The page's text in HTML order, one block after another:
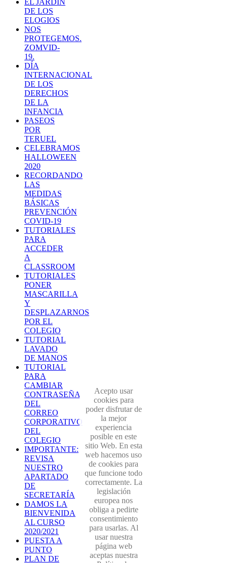
DE LOS
ELOGIOS
NOS
PROTEGEMOS.
ZOMVID-
19.
DÍA
INTERNACIONAL
DE LOS
DERECHOS
DE LA
INFANCIA
PASEOS
POR
TERUEL
CELEBRAMOS
HALLOWEEN
2020
RECORDANDO
LAS
MEDIDAS
BÁSICAS
PREVENCIÓN
COVID-19
TUTORIALES
PARA
ACCEDER
A
CLASSROOM
TUTORIALES
PONER
MASCARILLA
Y
DESPLAZARNOS
POR EL
COLEGIO
TUTORIAL
LAVADO
DE MANOS
TUTORIAL
PARA
CAMBIAR
CONTRASEÑA
DEL
CORREO
CORPORATIVO
DEL
COLEGIO
IMPORTANTE:
REVISA
NUESTRO
APARTADO
DE
SECRETARÍA
DAMOS LA
BIENVENIDA
AL CURSO
2020/2021
PUESTA A
PUNTO
PLAN DE
Acepto usar
cookies para
poder disfrutar de
la mejor
experiencia
posible en este
sitio Web. En esta
web hacemos uso
de cookies para
que funcione todo
correctamente. La
legislación
europea nos
obliga a pedirte
consentimiento
para usarlas. Al
usar nuestra
página web
aceptas nuestra